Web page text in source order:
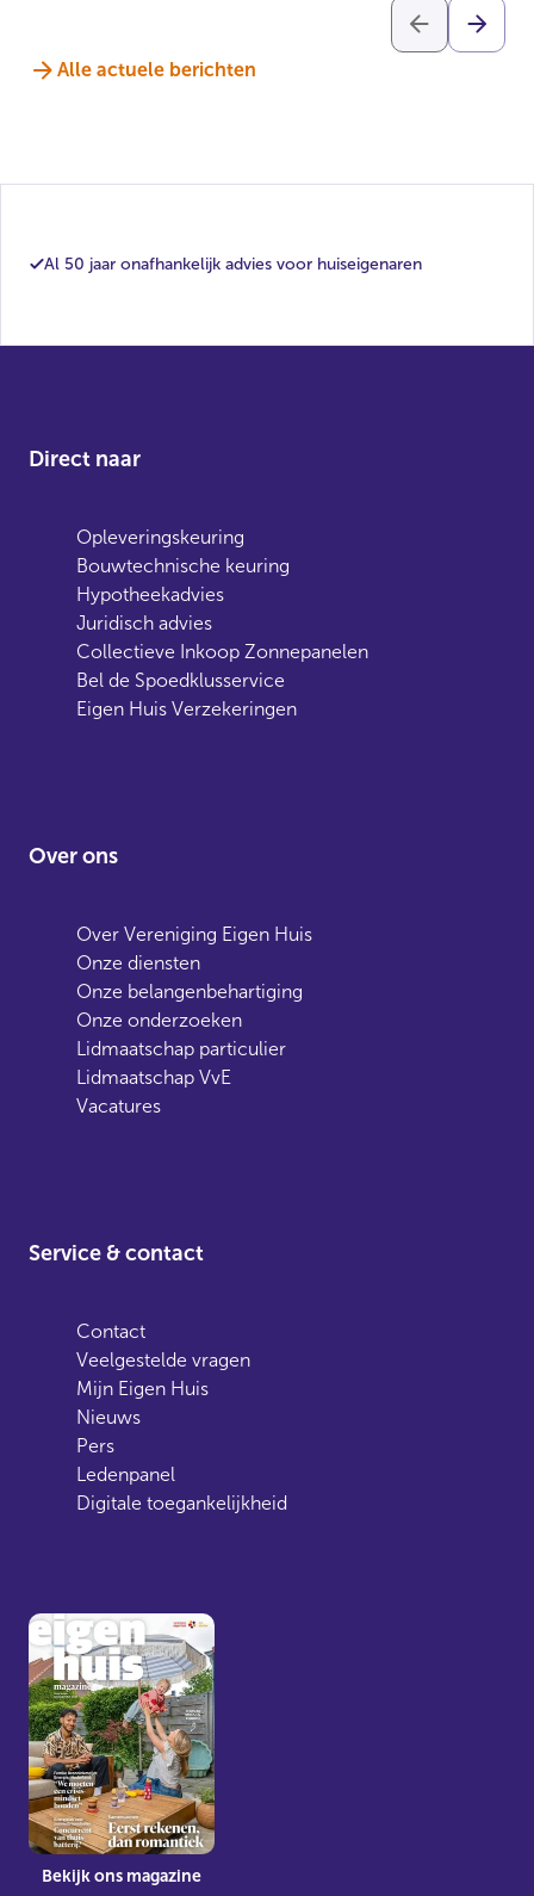
Alle actuele berichten
Al 50 jaar onafhankelijk advies voor huiseigenaren
Direct naar
Opleveringskeuring
Bouwtechnische keuring
Hypotheekadvies
Juridisch advies
Collectieve Inkoop Zonnepanelen
Bel de Spoedklusservice
Eigen Huis Verzekeringen
Over ons
Over Vereniging Eigen Huis
Onze diensten
Onze belangenbehartiging
Onze onderzoeken
Lidmaatschap particulier
Lidmaatschap VvE
Vacatures
Service & contact
Contact
Veelgestelde vragen
Mijn Eigen Huis
Nieuws
Pers
Ledenpanel
Digitale toegankelijkheid
Bekijk ons magazine